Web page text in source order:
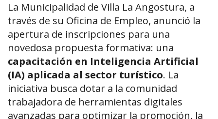
La Municipalidad de Villa La Angostura, a
través de su Oficina de Empleo, anunció la
apertura de inscripciones para una
novedosa propuesta formativa: una
capacitación en Inteligencia Artificial
(IA) aplicada al sector turístico. La
iniciativa busca dotar a la comunidad
trabajadora de herramientas digitales
avanzadas para optimizar la promoción, la